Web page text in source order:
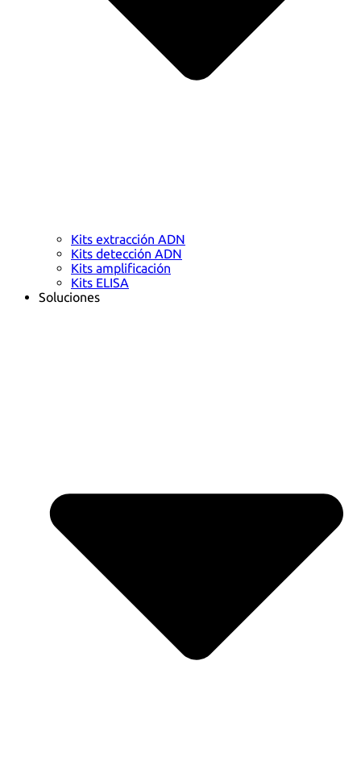
Kits extracción ADN
Kits detección ADN
Kits amplificación
Kits ELISA
Soluciones